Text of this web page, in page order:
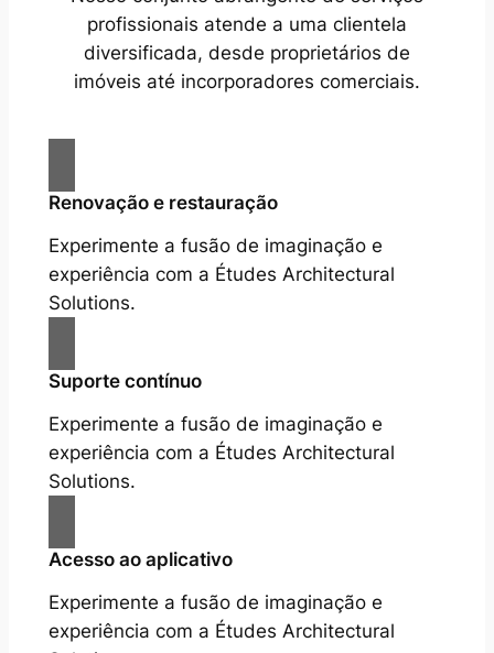
profissionais atende a uma clientela
diversificada, desde proprietários de
imóveis até incorporadores comerciais.
Renovação e restauração
Experimente a fusão de imaginação e
experiência com a Études Architectural
Solutions.
Suporte contínuo
Experimente a fusão de imaginação e
experiência com a Études Architectural
Solutions.
Acesso ao aplicativo
Experimente a fusão de imaginação e
experiência com a Études Architectural